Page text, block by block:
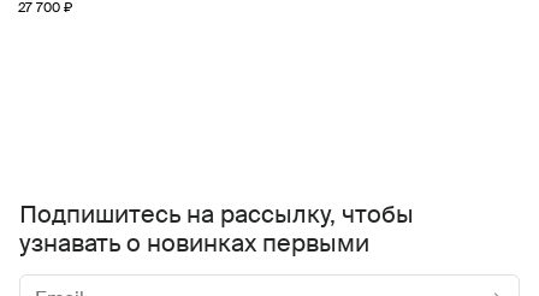
27 700 ₽
Подпишитесь на рассылку, чтобы
узнавать о новинках первыми